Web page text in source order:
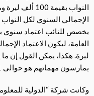
النواب بقيمة
ليرة. هكذا، يمكن القول إن ما
يمارسون مهماتهم هو حوالى 41 ملياراً و839 مليون ليرة سنوياً!
وكانت شركة “الدولية